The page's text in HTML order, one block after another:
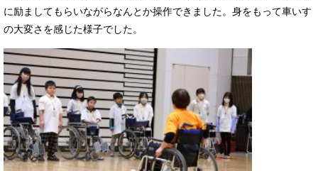
に励ましてもらいながらなんとか操作できました。身をもって車いす
の大変さを感じた様子でした。